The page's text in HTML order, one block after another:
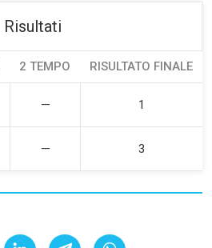
Risultati
2 TEMPO RISULTATO FINALE
— 1
— 3